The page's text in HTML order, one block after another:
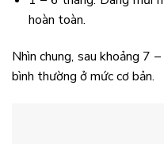
hoàn toàn.
Nhìn chung, sau khoảng 7
bình thường ở mức cơ bản.